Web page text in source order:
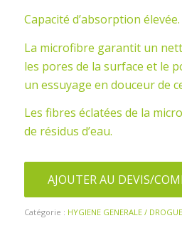
­Capacité d’absorption élevée.
­La microfibre garantit un
les pores de la surface et le
un essuyage en douceur de
­Les fibres éclatées de la
de résidus d’eau.
AJOUTER AU DEVIS/
Catégorie : HYGIENE GENERALE /